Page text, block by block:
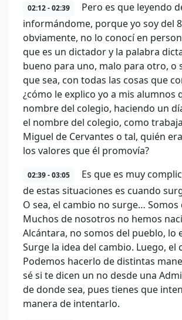
02:12 - 02:39
Pero es que leyendo
informándome, porque yo soy del
obviamente, no lo conocí en
que es un dictador y la palabra
bueno para uno, malo para otro, o
que sea, con todas las cosas que
¿cómo le explico yo a mis alumnos
nombre del colegio, haciendo un
el nombre del colegio, como
Miguel de Cervantes o tal, quién
los valores que él promovía?
02:39 - 03:05
Es que es muy
de estas situaciones es cuando
O sea, el cambio no surge… Somos
Muchos de nosotros no hemos
Alcántara, no somos del pueblo, lo
Surge la idea del cambio. Luego, el
Podemos hacerlo de distintas
sé si te dicen un no desde una
de donde sea, pues tienes que
manera de intentarlo.